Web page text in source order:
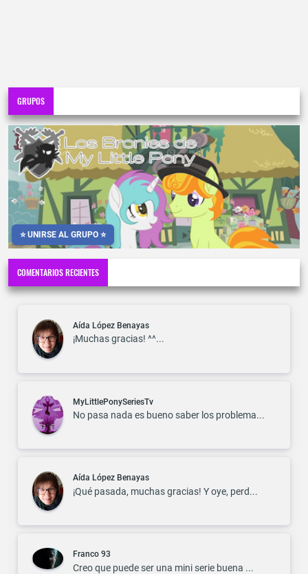
GRUPOS
⭐ UNIRSE AL GRUPO ⭐
COMENTARIOS RECIENTES
Aída López Benayas
¡Muchas gracias! ^^...
MyLittlePonySeriesTv
No pasa nada es bueno saber los problema...
Aída López Benayas
¡Qué pasada, muchas gracias! Y oye, perd...
Franco 93
Creo que puede ser una mini serie buena ...